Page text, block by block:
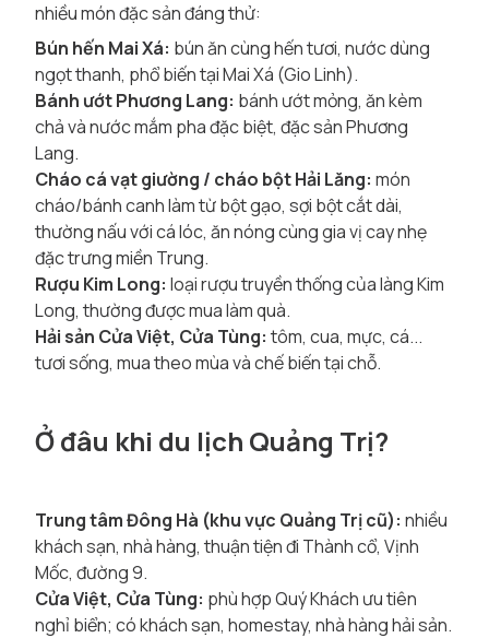
nhiều món đặc sản đáng thử:
Bún hến Mai Xá: bún ăn cùng hến tươi, nước dùng
ngọt thanh, phổ biến tại Mai Xá (Gio Linh).
Bánh ướt Phương Lang: bánh ướt mỏng, ăn kèm
chả và nước mắm pha đặc biệt, đặc sản Phương
Lang.
Cháo cá vạt giường / cháo bột Hải Lăng: món
cháo/bánh canh làm từ bột gạo, sợi bột cắt dài,
thường nấu với cá lóc, ăn nóng cùng gia vị cay nhẹ
đặc trưng miền Trung.
Rượu Kim Long: loại rượu truyền thống của làng Kim
Long, thường được mua làm quà.
Hải sản Cửa Việt, Cửa Tùng: tôm, cua, mực, cá...
tươi sống, mua theo mùa và chế biến tại chỗ.
Ở đâu khi du lịch Quảng Trị?
Trung tâm Đông Hà (khu vực Quảng Trị cũ): nhiều
khách sạn, nhà hàng, thuận tiện đi Thành cổ, Vịnh
Mốc, đường 9.
Cửa Việt, Cửa Tùng: phù hợp Quý Khách ưu tiên
nghỉ biển; có khách sạn, homestay, nhà hàng hải sản.